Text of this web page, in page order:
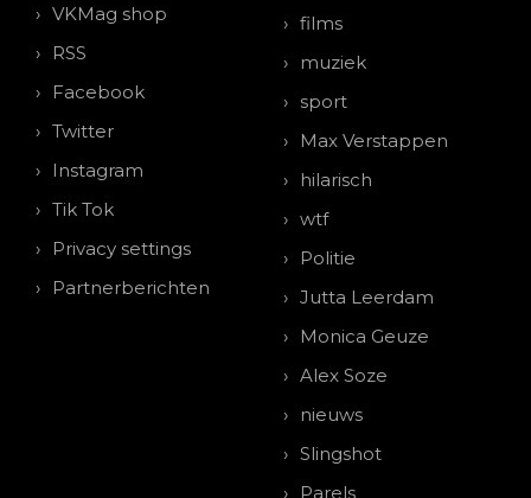
VKMag shop
RSS
Facebook
Twitter
Instagram
Tik Tok
Privacy settings
Partnerberichten
films
muziek
sport
Max Verstappen
hilarisch
wtf
Politie
Jutta Leerdam
Monica Geuze
Alex Soze
nieuws
Slingshot
Parels